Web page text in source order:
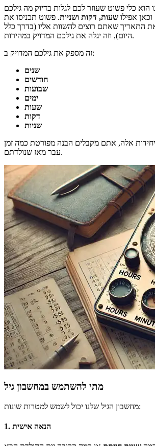
הוא כלי פשוט שעוזר לכם לגלות בדיוק מה גילכם
וכאן אפילו שעות, דקות ושניות. פשוט תכניסו את
התאריך שאתם רוצים להשוות אליו (בדרך כלל
היום), וזה יגלה את גילכם המדויק במהירות.
זה מספק את גילכם המדויק ב:
שנים
חודשים
שבועות
ימים
שעות
דקות
שניות
אלה, אתם מקבלים הבנה מפורטת כמה זמן
עבר מאז שנולדתם.
מתי להשתמש במחשבון גיל
מחשבון הגיל שלנו יכול לשמש למטרות שונות:
1. הנאה אישית